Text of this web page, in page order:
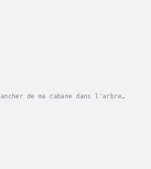
de ma cabane dans l'arbre.